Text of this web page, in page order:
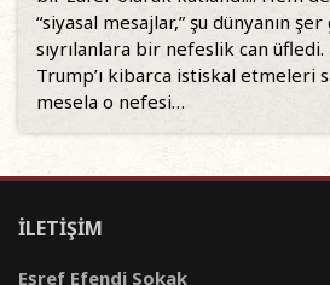
“siyasal mesajlar,” şu dünyanın
sıyrılanlara bir nefeslik can
Trump’ı kibarca istiskal etmeleri
mesela o nefesi…
İLETİŞİM
Eşref Efendi Sokak